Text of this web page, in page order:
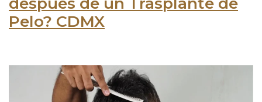
Pelo? CDMX